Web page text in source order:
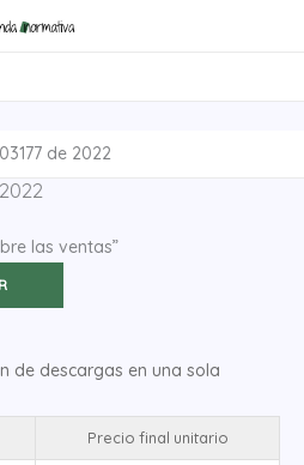
de 2022
las ventas”
de descargas en una sola
Precio final unitario